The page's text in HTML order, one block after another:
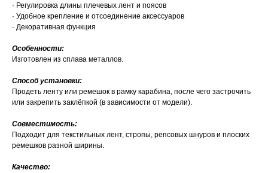
· Регулировка длины плечевых лент и поясов
· Удобное крепление и отсоединение аксессуаров
· Декоративная функция
Особенности:
Изготовлен из сплава металлов.
Способ установки:
Продеть ленту или ремешок в рамку карабина, после чего застрочить
или закрепить заклёпкой (в зависимости от модели).
Совместимость:
Подходит для текстильных лент, стропы, репсовых шнуров и плоских
ремешков разной ширины.
Качество: